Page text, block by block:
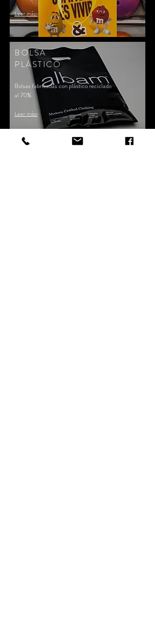
BOLSA
PLÁSTICO
Bolsas fabricadas con plástico reciclado
al 70%
Leer más>
Leer más>